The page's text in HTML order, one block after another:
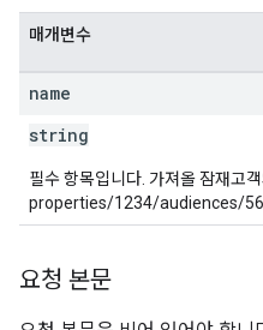
매개변수
name
string
필수 항목입니다. 가져올 잠재고
properties/1234/audiences/
요청 본문